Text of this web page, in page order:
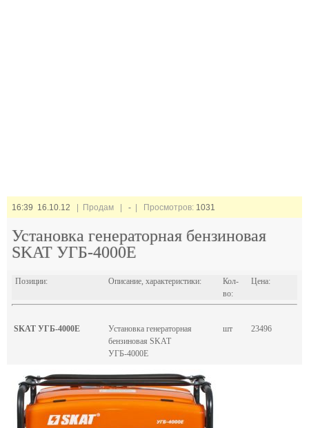
16:39 16.10.12 | Продам | - | Просмотров: 1031
Установка генераторная бензиновая
SKAT УГБ-4000Е
Позиции: Описание, характеристики:
Кол-
во:
Цена:
SKAT УГБ-4000Е
Установка генераторная
бензиновая SKAT
УГБ-4000Е
шт 23496